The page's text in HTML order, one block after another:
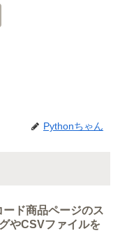
Pythonちゃん
ド商品ページのス
やCSVファイルを